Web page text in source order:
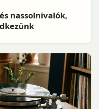
nassolnivalók,